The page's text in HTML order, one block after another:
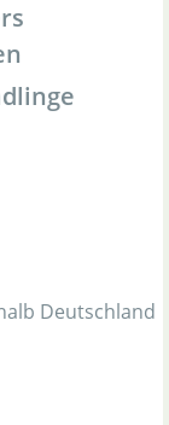
Deutschland